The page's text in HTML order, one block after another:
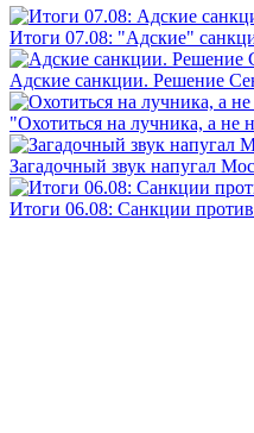
Итоги 07.08: "Адские"
Адские санкции. Решение
"Охотиться на лучника, а не
Загадочный звук напугал
Итоги 06.08: Санкции